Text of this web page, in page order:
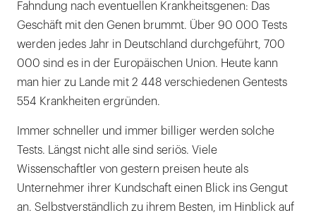
Fahndung nach eventuellen Krankheitsgenen: Das
Geschäft mit den Genen brummt. Über 90 000 Tests
werden jedes Jahr in Deutschland durchgeführt, 700
000 sind es in der Europäischen Union. Heute kann
man hier zu Lande mit 2 448 verschiedenen Gentests
554 Krankheiten ergründen.
Immer schneller und immer billiger werden solche
Tests. Längst nicht alle sind seriös. Viele
Wissenschaftler von gestern preisen heute als
Unternehmer ihrer Kundschaft einen Blick ins Gengut
an. Selbstverständlich zu ihrem Besten, im Hinblick auf